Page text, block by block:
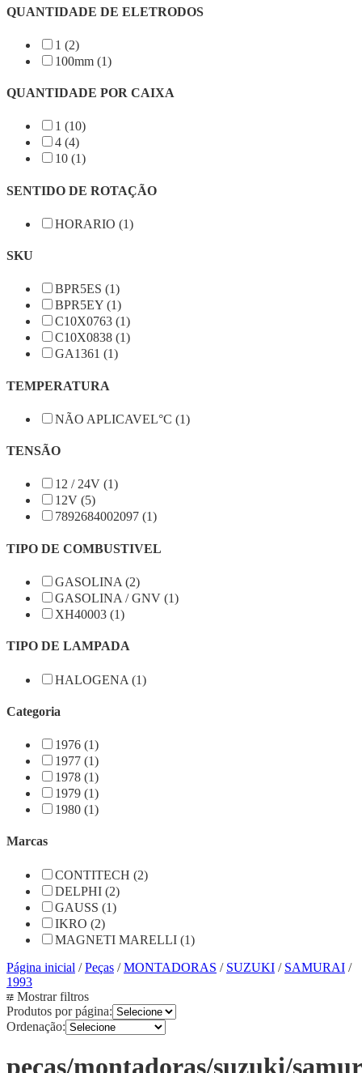
QUANTIDADE DE ELETRODOS
1 (2)
100mm (1)
QUANTIDADE POR CAIXA
1 (10)
4 (4)
10 (1)
SENTIDO DE ROTAÇÃO
HORARIO (1)
SKU
BPR5ES (1)
BPR5EY (1)
C10X0763 (1)
C10X0838 (1)
GA1361 (1)
TEMPERATURA
NÃO APLICAVEL°C (1)
TENSÃO
12 / 24V (1)
12V (5)
7892684002097 (1)
TIPO DE COMBUSTIVEL
GASOLINA (2)
GASOLINA / GNV (1)
XH40003 (1)
TIPO DE LAMPADA
HALOGENA (1)
Categoria
1976 (1)
1977 (1)
1978 (1)
1979 (1)
1980 (1)
Marcas
CONTITECH (2)
DELPHI (2)
GAUSS (1)
IKRO (2)
MAGNETI MARELLI (1)
Página inicial /Peças /MONTADORAS / SUZUKI / SAMURAI /
1993
Mostrar filtros
Produtos por página:
Ordenação:
pecas/montadoras/suzuki/